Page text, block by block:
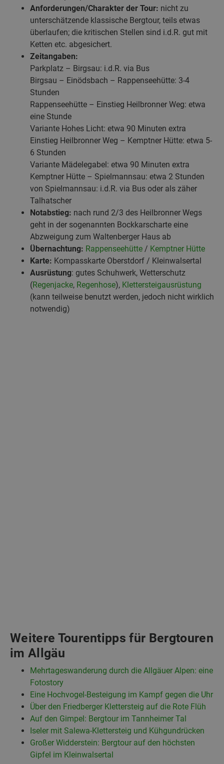
Anforderungen/Charakter der Tour: nicht zu
unterschätzende klassische Bergtour, teils etwas
überlaufen; die kritischen Stellen sind i.d.R. gut mit
Ketten etc. abgesichert.
Zeitangaben:
Parkplatz – Birgsau: i.d.R. via Bus
Birgsau – Einödsbach – Rappenseehütte: 3-4
Stunden
Rappenseehütte – Einstieg Heilbronner Weg: etwa
eine Stunde
Variante Hohes Licht: etwa 90 Minuten extra
Einstieg Heilbronner Weg – Kemptner Hütte: etwa 5-
6 Stunden
Variante Mädelegabel: etwa 90 Minuten extra
Kemptner Hütte – Spielmannsau: etwa 2 Stunden
von Spielmannsau: i.d.R. via Bus oder als zäher
Talhatscher
Notabstieg: nach rund 2/3 des Heilbronner Wegs
geht in der sogenannten Bockkarscharte eine
Abzweigung zum Waltenberger Haus ab
Übernachtung: Rappenseehütte / Kemptner Hütte
Karte: Kompasskarte Oberstdorf / Kleinwalsertal
Ausrüstung: gutes Schuhwerk, Wetterschutz
(Regenjacke, Regenhose), Klettersteigausrüstung
(kann teilweise benutzt werden, jedoch nicht wirklich
notwendig)
Weitere Tourentipps für Bergtouren
im Allgäu
Mehrtageswanderung durch die Allgäuer Alpen: eine
Fotostory
Eine Hochvogel-Besteigung im Kampf gegen die Uhr
Über den Friedberger Klettersteig auf die Rote Flüh
Auf den Gimpel: Bergtour im Tannheimer Tal
Iseler mit Salewa-Klettersteig und Kühgundrücken
Großer Widderstein: Bergtour auf den höchsten
Gipfel im Kleinwalsertal